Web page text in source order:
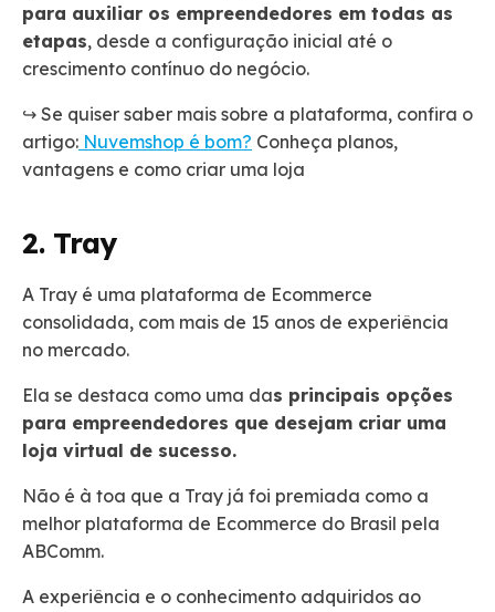
para auxiliar os empreendedores em todas as
etapas, desde a configuração inicial até o
crescimento contínuo do negócio.
↪️ Se quiser saber mais sobre a plataforma, confira o
artigo: Nuvemshop é bom? Conheça planos,
vantagens e como criar uma loja
2. Tray
A Tray é uma plataforma de Ecommerce
consolidada, com mais de 15 anos de experiência
no mercado.
Ela se destaca como uma das principais opções
para empreendedores que desejam criar uma
loja virtual de sucesso.
Não é à toa que a Tray já foi premiada como a
melhor plataforma de Ecommerce do Brasil pela
ABComm.
A experiência e o conhecimento adquiridos ao